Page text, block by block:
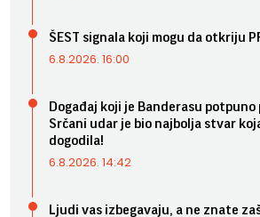
ŠEST signala koji mogu da otkriju
6.8.2026. 16:00
Događaj koji je Banderasu
Srčani udar je bio najbolja stvar
dogodila!
6.8.2026. 14:42
Ljudi vas izbegavaju, a ne znate